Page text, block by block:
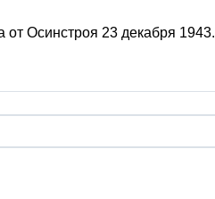
Осинстроя 23 декабря 1943.